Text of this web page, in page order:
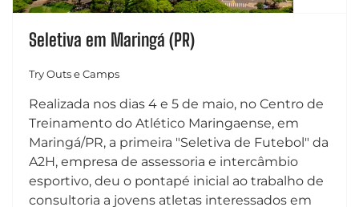
Seletiva em Maringá (PR)
Try Outs e Camps
Realizada nos dias 4 e 5 de maio, no Centro de
Treinamento do Atlético Maringaense, em
Maringá/PR, a primeira "Seletiva de Futebol" da
A2H, empresa de assessoria e intercâmbio
esportivo, deu o pontapé inicial ao trabalho de
consultoria a jovens atletas interessados em